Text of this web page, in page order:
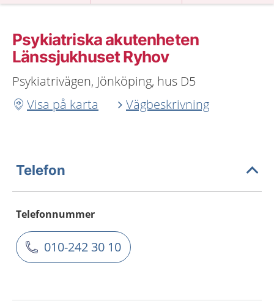
Psykiatriska akutenheten
Länssjukhuset Ryhov
Psykiatrivägen, Jönköping, hus D5
Visa på karta
Vägbeskrivning
Telefon
Telefonnummer
010-242 30 10